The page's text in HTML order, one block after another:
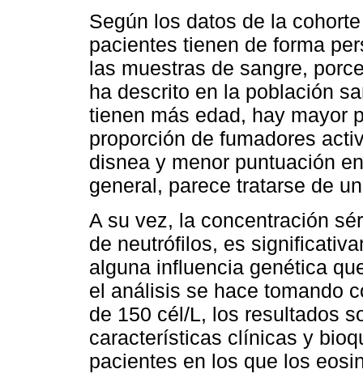
Según los datos de la
pacientes tienen de forma
las muestras de sangre,
ha descrito en la población
tienen más edad, hay mayor
proporción de fumadores
disnea y menor puntuación
general, parece tratarse de
A su vez, la concentración
de neutrófilos, es
alguna influencia genética
el análisis se hace tomando
de 150 cél/L, los resultados
características clínicas y
pacientes en los que los